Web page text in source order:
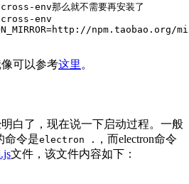
cross-env那么就不需要再安装了
env
可以参考这里 。
白了，现在说一下启动过程。一般
命令是electron .
，而electron命令
文件，该文件内容如下：